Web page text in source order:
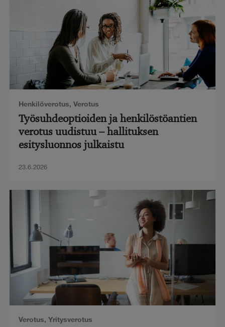
Henkilöverotus, Verotus
Työsuhdeoptioiden ja henkilöstöantien
verotus uudistuu – hallituksen
esitysluonnos julkaistu
23.6.2026
Verotus, Yritysverotus